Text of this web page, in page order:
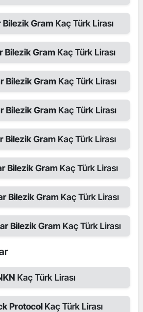
Bilezik Gram Kaç Türk Lirası
Bilezik Gram Kaç Türk Lirası
Bilezik Gram Kaç Türk Lirası
Bilezik Gram Kaç Türk Lirası
Bilezik Gram Kaç Türk Lirası
Bilezik Gram Kaç Türk Lirası
Bilezik Gram Kaç Türk Lirası
Bilezik Gram Kaç Türk Lirası
Kaç Türk Lirası
Protocol Kaç Türk Lirası